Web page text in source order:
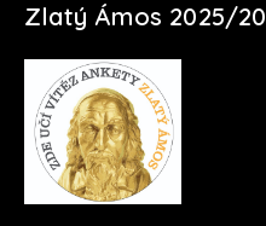
Zlatý Ámos 2025/